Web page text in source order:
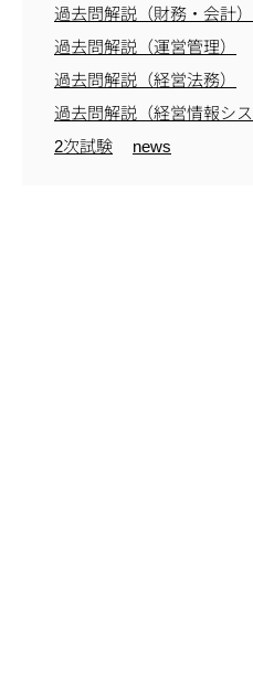
過去問解説（財務・会計）
過去問解説（運営管理）
過去問解説（経営法務）
過去問解説（経営情報シス
2次試験
news